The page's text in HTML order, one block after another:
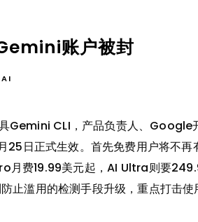
账户被封
AI
Gemini CLI，产品负责人、Google
25日正式生效。首先免费用户将不
月费19.99美元起，AI Ultra则要
止滥用的检测手段升级，重点打击